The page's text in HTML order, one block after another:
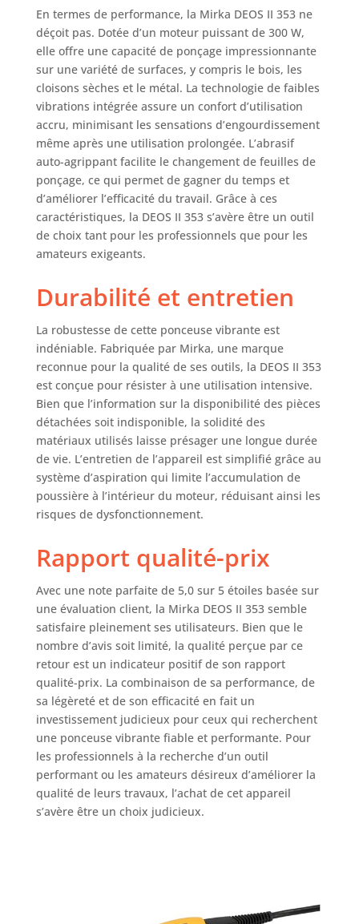
électrique de 4.3m,
bandes abrasives
Abranet à tester
Devenez un maître
ponceur avec la
ponceuse orbitale
Mirka DEOS II :
conçue par des
professionnels
pour des
professionnels et
tous ceux qui
souhaitent le
devenir; Découvrez
le ponçage sans
génération de
DEOS II - Nouvelles
fonctions : Des
indicateurs LED
visibles facilitent le
réglage de la
vitesse de ponçage
(tr/min) La santé
avant tout : La
Mirka DEROS II
permet un
ponçage sans
poussière en
des abrasifs à filet
et un tuyau
un environnement
de travail plus sain
et plus sûr; Ne
compromettez pas
votre santé
En termes de performance, la Mirka DEOS II 353 ne
déçoit pas. Dotée d’un moteur puissant de 300 W,
elle offre une capacité de ponçage impressionnante
sur une variété de surfaces, y compris le bois, les
cloisons sèches et le métal. La technologie de faibles
vibrations intégrée assure un confort d’utilisation
accru, minimisant les sensations d’engourdissement
même après une utilisation prolongée. L’abrasif
auto-agrippant facilite le changement de feuilles de
ponçage, ce qui permet de gagner du temps et
d’améliorer l’efficacité du travail. Grâce à ces
caractéristiques, la DEOS II 353 s’avère être un outil
de choix tant pour les professionnels que pour les
amateurs exigeants.
Durabilité et entretien
La robustesse de cette ponceuse vibrante est
indéniable. Fabriquée par Mirka, une marque
reconnue pour la qualité de ses outils, la DEOS II 353
est conçue pour résister à une utilisation intensive.
Bien que l’information sur la disponibilité des pièces
détachées soit indisponible, la solidité des
matériaux utilisés laisse présager une longue durée
de vie. L’entretien de l’appareil est simplifié grâce au
système d’aspiration qui limite l’accumulation de
poussière à l’intérieur du moteur, réduisant ainsi les
risques de dysfonctionnement.
Rapport qualité-prix
Avec une note parfaite de 5,0 sur 5 étoiles basée sur
une évaluation client, la Mirka DEOS II 353 semble
satisfaire pleinement ses utilisateurs. Bien que le
nombre d’avis soit limité, la qualité perçue par ce
retour est un indicateur positif de son rapport
qualité-prix. La combinaison de sa performance, de
sa légèreté et de son efficacité en fait un
investissement judicieux pour ceux qui recherchent
une ponceuse vibrante fiable et performante. Pour
les professionnels à la recherche d’un outil
performant ou les amateurs désireux d’améliorer la
qualité de leurs travaux, l’achat de cet appareil
s’avère être un choix judicieux.